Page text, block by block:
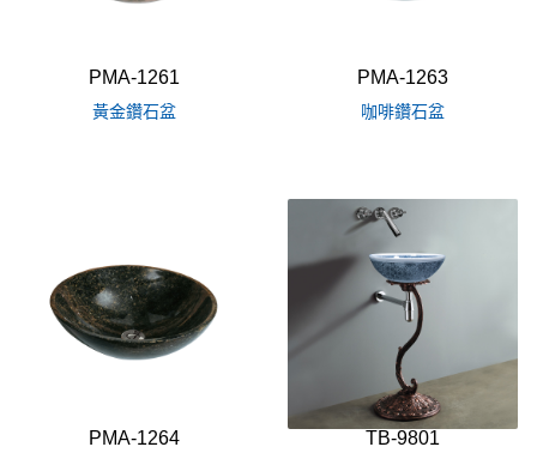
PMA-1261
黃金鑽石盆
PMA-1263
咖啡鑽石盆
PMA-1264 TB-9801